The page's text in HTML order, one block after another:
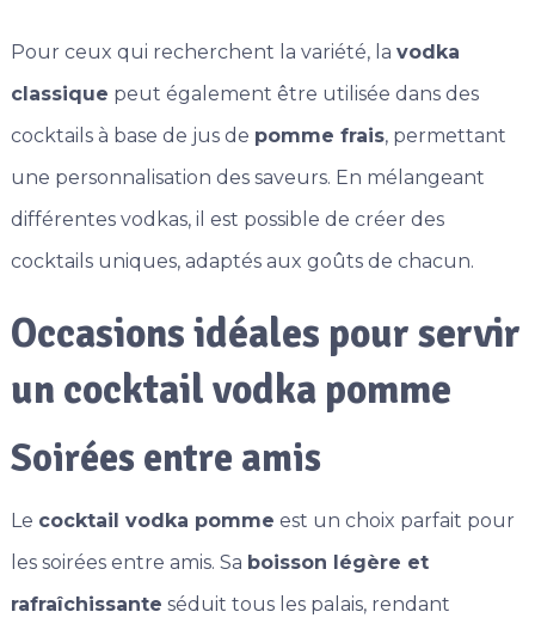
Pour ceux qui recherchent la variété, la vodka
classique peut également être utilisée dans des
cocktails à base de jus de pomme frais, permettant
une personnalisation des saveurs. En mélangeant
différentes vodkas, il est possible de créer des
cocktails uniques, adaptés aux goûts de chacun.
Occasions idéales pour servir
un cocktail vodka pomme
Soirées entre amis
Le cocktail vodka pomme est un choix parfait pour
les soirées entre amis. Sa boisson légère et
rafraîchissante séduit tous les palais, rendant